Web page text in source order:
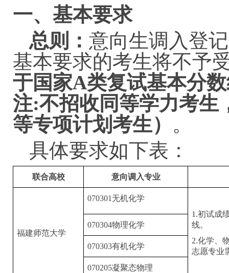
一、基本要求
总则： 意向生调入登
基本要求的考生将不予
于国家A类复试基本分
注:不招收同等学力考生
等专项计划考生） 。
具体要求如下表：
联合高校 意向调入专业
福建师范大学
070301无机化学
1.初试成
线。
2.化学、
志愿专业
070304物理化学
070303有机化学
070205凝聚态物理